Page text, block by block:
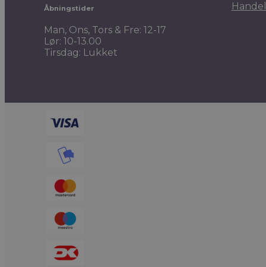
Åbningstider
Man, Ons, Tors & Fre: 12-17
Lør: 10-13.00
Tirsdag: Lukket